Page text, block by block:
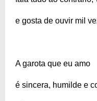
e gosta de ouvir mil
A garota que eu amo
é sincera, humilde e